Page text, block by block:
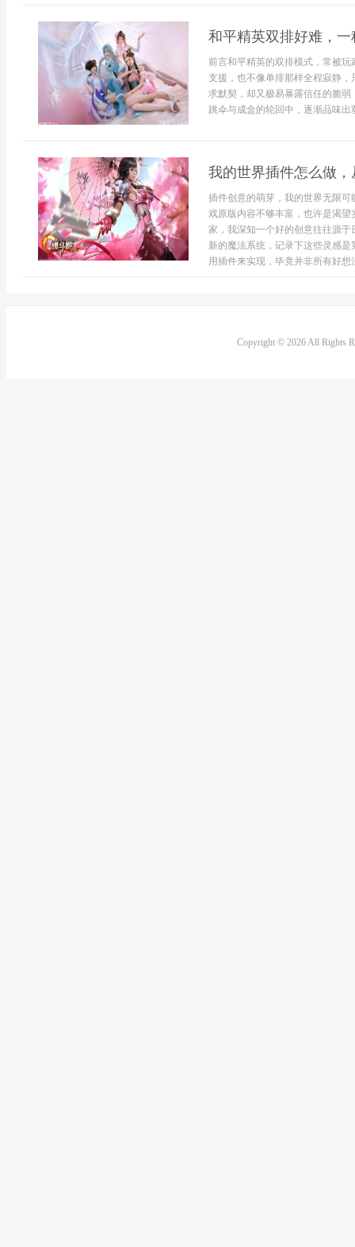
和平精英双排好难，
前言和平精英的双排模式，常被
支援，也不像单排那样全程寂静
求默契，却又极易暴露信任的脆
跳伞与成盒的轮回中，逐渐品味
我的世界插件怎么做
插件创意的萌芽，我的世界无限
戏原版内容不够丰富，也许是渴
家，我深知一个好的创意往往源
新的魔法系统，记录下这些灵感
用插件来实现，毕竟并非所有好
Copyright © 2026 All Rights